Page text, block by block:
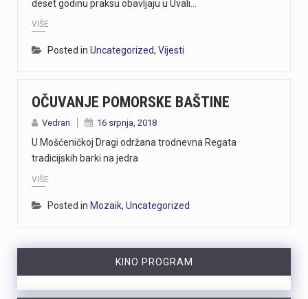
deset godinu praksu obavljaju u Uvali…
VIŠE
Posted in Uncategorized, Vijesti
OČUVANJE POMORSKE BAŠTINE
Vedran 16 srpnja, 2018
U Mošćeničkoj Dragi održana trodnevna Regata
tradicijskih barki na jedra
VIŠE
Posted in Mozaik, Uncategorized
KINO PROGRAM